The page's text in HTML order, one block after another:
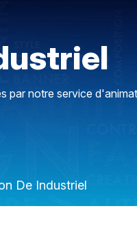
par notre service
De Industriel